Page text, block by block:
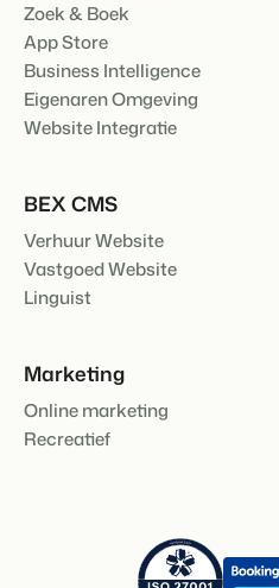
Zoek & Boek
App Store
Business Intelligence
Eigenaren Omgeving
Website Integratie
BEX CMS
Verhuur Website
Vastgoed Website
Linguist
Marketing
Online marketing
Recreatief